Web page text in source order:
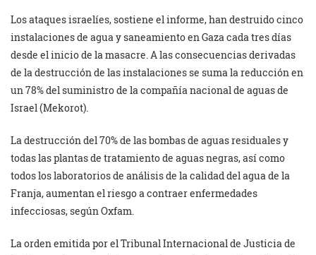
Los ataques israelíes, sostiene el informe, han destruido cinco
instalaciones de agua y saneamiento en Gaza cada tres días
desde el inicio de la masacre. A las consecuencias derivadas
de la destrucción de las instalaciones se suma la reducción en
un 78% del suministro de la compañía nacional de aguas de
Israel (Mekorot).
La destrucción del 70% de las bombas de aguas residuales y
todas las plantas de tratamiento de aguas negras, así como
todos los laboratorios de análisis de la calidad del agua de la
Franja, aumentan el riesgo a contraer enfermedades
infecciosas, según Oxfam.
La orden emitida por el Tribunal Internacional de Justicia de